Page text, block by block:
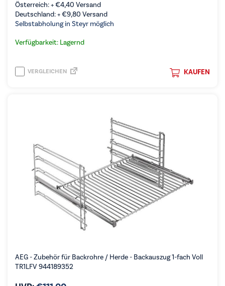
Österreich: +€4,40 Versand
Deutschland: +€9,80 Versand
Selbstabholung in Steyr möglich
Verfügbarkeit: Lagernd
KAUFEN
VERGLEICHEN
AEG - Zubehör für Backrohre / Herde - Backauszug 1-fach Voll
TR1LFV 944189352